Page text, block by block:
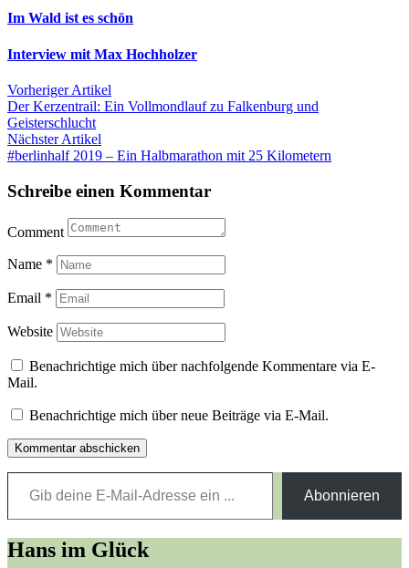
Im Wald ist es schön
Interview mit Max Hochholzer
Beitragsnavigation
Vorheriger Artikel
Der Kerzentrail: Ein Vollmondlauf zu Falkenburg und
Geisterschlucht
Nächster Artikel
#berlinhalf 2019 – Ein Halbmarathon mit 25 Kilometern
Schreibe einen Kommentar
Comment
Name *
Email *
Website
Benachrichtige mich über nachfolgende Kommentare via E-
Mail.
Benachrichtige mich über neue Beiträge via E-Mail.
Gib deine E-Mail-Adresse ein ...
Abonnieren
Hans im Glück